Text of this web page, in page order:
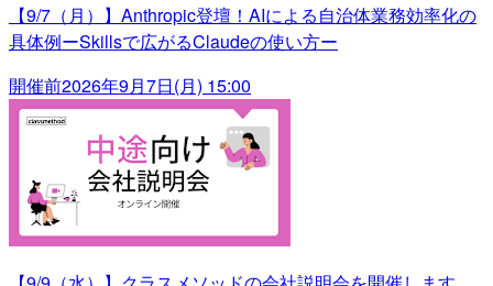
【9/7（月）】Anthropic登壇！AIによる自治体業務効率化の
具体例ーSkillsで広がるClaudeの使い方ー
開催前2026年9月7日(月) 15:00